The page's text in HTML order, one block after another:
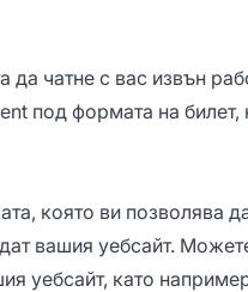
да чатне с вас извън
под формата на
която ви
вашия уебсайт.
уебсайт, като